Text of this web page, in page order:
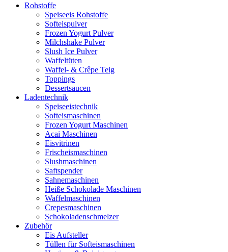
Rohstoffe
Speiseeis Rohstoffe
Softeispulver
Frozen Yogurt Pulver
Milchshake Pulver
Slush Ice Pulver
Waffeltüten
Waffel- & Crêpe Teig
Toppings
Dessertsaucen
Ladentechnik
Speiseeistechnik
Softeismaschinen
Frozen Yogurt Maschinen
Acai Maschinen
Eisvitrinen
Frischeismaschinen
Slushmaschinen
Saftspender
Sahnemaschinen
Heiße Schokolade Maschinen
Waffelmaschinen
Crepesmaschinen
Schokoladenschmelzer
Zubehör
Eis Aufsteller
Tüllen für Softeismaschinen